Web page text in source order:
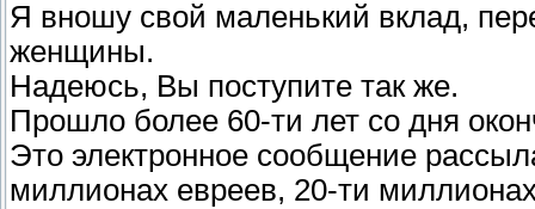
Я вношу свой маленький вклад,
женщины.
Надеюсь, Вы поступите так же.
Прошло более 60-ти лет со дня
Это электронное сообщение
миллионах евреев, 20-ти